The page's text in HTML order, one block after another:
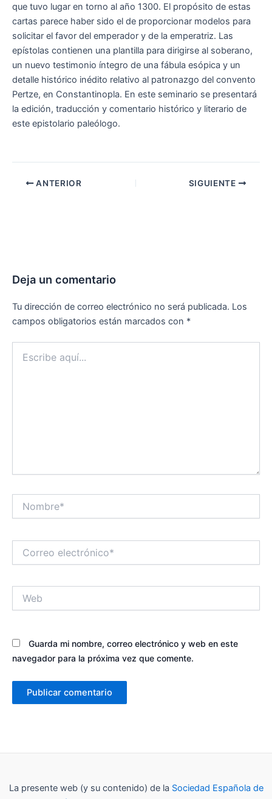
que tuvo lugar en torno al año 1300. El propósito de estas
cartas parece haber sido el de proporcionar modelos para
solicitar el favor del emperador y de la emperatriz. Las
epístolas contienen una plantilla para dirigirse al soberano,
un nuevo testimonio íntegro de una fábula esópica y un
detalle histórico inédito relativo al patronazgo del convento
Pertze, en Constantinopla. En este seminario se presentará
la edición, traducción y comentario histórico y literario de
este epistolario paleólogo.
ANTERIOR SIGUIENTE
Deja un comentario
Tu dirección de correo electrónico no será publicada. Los
campos obligatorios están marcados con *
aquí...
electrónico*
Guarda mi nombre, correo electrónico y web en este
navegador para la próxima vez que comente.
La presente web (y su contenido) de la Sociedad Española de